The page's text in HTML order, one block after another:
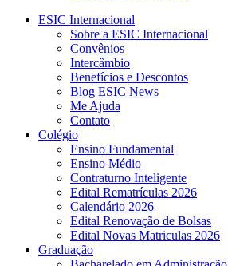
ESIC Internacional
Sobre a ESIC Internacional
Convênios
Intercâmbio
Benefícios e Descontos
Blog ESIC News
Me Ajuda
Contato
Colégio
Ensino Fundamental
Ensino Médio
Contraturno Inteligente
Edital Rematrículas 2026
Calendário 2026
Edital Renovação de Bolsas
Edital Novas Matriculas 2026
Graduação